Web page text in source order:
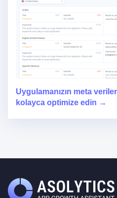
Uygulamanızın meta
kolayca optimize edin →